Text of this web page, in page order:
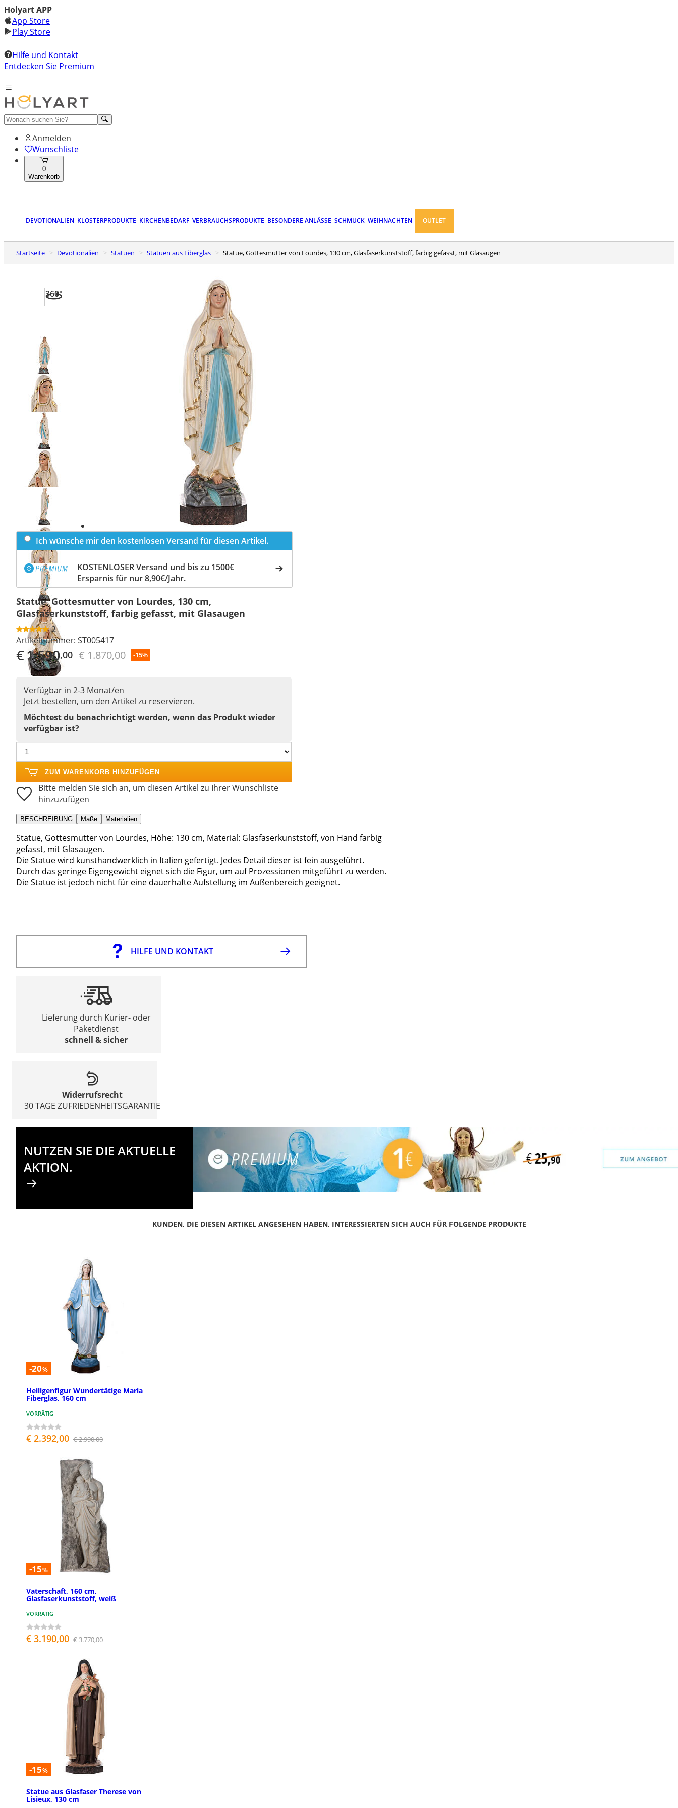
Holyart APP
App Store
Play Store
Hilfe und Kontakt
Entdecken Sie Premium
Anmelden
Wunschliste
0
Warenkorb
DEVOTIONALIEN KLOSTERPRODUKTE KIRCHENBEDARF VERBRAUCHSPRODUKTE BESONDERE ANLÄSSE SCHMUCK WEIHNACHTEN OUTLET
Startseite Devotionalien Statuen Statuen aus Fiberglas Statue, Gottesmutter von Lourdes, 130 cm, Glasfaserkunststoff, farbig gefasst, mit Glasaugen
360°
Previous
slide
Next
slide
Ich wünsche mir den kostenlosen Versand für diesen Artikel.
KOSTENLOSER Versand und bis zu 1500€
Ersparnis für nur 8,90€/Jahr.
Statue, Gottesmutter von Lourdes, 130 cm,
Glasfaserkunststoff, farbig gefasst, mit Glasaugen
2
Artikelnummer: ST005417
€1.590,00 € 1.870,00 -15%
Verfügbar in 2-3 Monat/en
Jetzt bestellen, um den Artikel zu reservieren.
Möchtest du benachrichtigt werden, wenn das Produkt wieder
verfügbar ist?
ZUM WARENKORB HINZUFÜGEN
Bitte melden Sie sich an, um diesen Artikel zu Ihrer Wunschliste
hinzuzufügen
BESCHREIBUNG Maße Materialien
Statue, Gottesmutter von Lourdes, Höhe: 130 cm, Material: Glasfaserkunststoff, von Hand farbig
gefasst, mit Glasaugen.
Die Statue wird kunsthandwerklich in Italien gefertigt. Jedes Detail dieser ist fein ausgeführt.
Durch das geringe Eigengewicht eignet sich die Figur, um auf Prozessionen mitgeführt zu werden.
Die Statue ist jedoch nicht für eine dauerhafte Aufstellung im Außenbereich geeignet.
HILFE UND KONTAKT
Lieferung durch Kurier- oder
Paketdienst
schnell & sicher
Widerrufsrecht
30 TAGE ZUFRIEDENHEITSGARANTIE
NUTZEN SIE DIE AKTUELLE
AKTION.
KUNDEN, DIE DIESEN ARTIKEL ANGESEHEN HABEN, INTERESSIERTEN SICH AUCH FÜR FOLGENDE PRODUKTE
-20%
Heiligenfigur Wundertätige Maria
Fiberglas, 160 cm
VORRÄTIG
€ 2.392,00 € 2.990,00
-15%
Vaterschaft, 160 cm,
Glasfaserkunststoff, weiß
VORRÄTIG
€ 3.190,00 € 3.770,00
-15%
Statue aus Glasfaser Therese von
Lisieux, 130 cm